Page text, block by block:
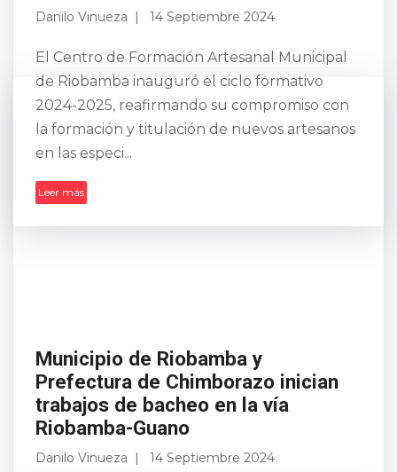
Danilo Vinueza 14 Septiembre 2024
El Centro de Formación Artesanal Municipal
de Riobamba inauguró el ciclo formativo
2024-2025, reafirmando su compromiso con
la formación y titulación de nuevos artesanos
en las especi...
Leer más
Municipio de Riobamba y
Prefectura de Chimborazo inician
trabajos de bacheo en la vía
Riobamba-Guano
Danilo Vinueza 14 Septiembre 2024